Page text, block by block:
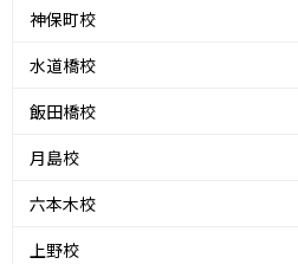
神保町校
水道橋校
飯田橋校
月島校
六本木校
上野校